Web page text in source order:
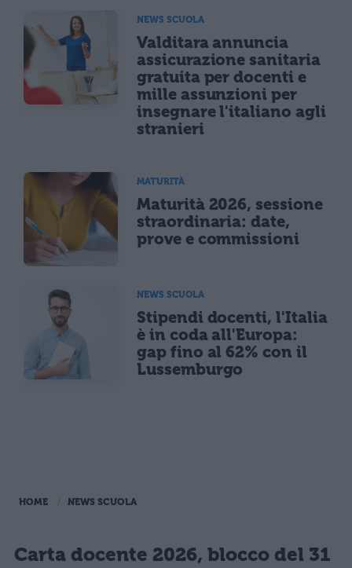
NEWS SCUOLA
Valditara annuncia
assicurazione sanitaria
gratuita per docenti e
mille assunzioni per
insegnare l'italiano agli
stranieri
MATURITÀ
Maturità 2026, sessione
straordinaria: date,
prove e commissioni
NEWS SCUOLA
Stipendi docenti, l'Italia
è in coda all'Europa:
gap fino al 62% con il
Lussemburgo
HOME NEWS SCUOLA
Carta docente 2026, blocco del 31